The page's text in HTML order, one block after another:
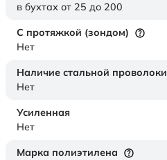
в бухтах от 25 до 200
С протяжкой (зондом)
Нет
Наличие стальной проволоки
Нет
Усиленная
Нет
Марка полиэтилена